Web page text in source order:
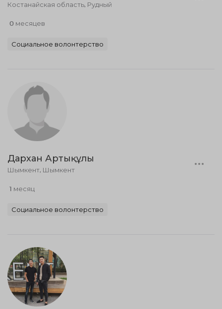
Костанайская область, Рудный
0 месяцев
Социальное волонтерство
Дархан Артықұлы
Шымкент, Шымкент
1 месяц
Социальное волонтерство